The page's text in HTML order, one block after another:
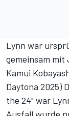
Lynn war
gemeinsam mit
Kamui
Daytona 2025)
the 24" war